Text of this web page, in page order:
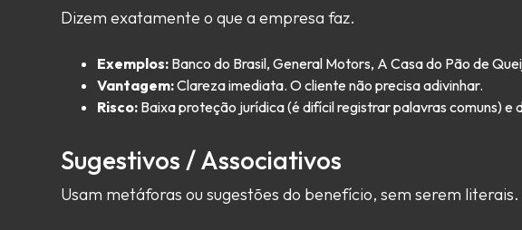
Dizem exatamente o que a empresa faz.
Exemplos: Banco do Brasil, General Motors, A Casa do Pão de
Vantagem:Clareza imediata. O cliente não precisa adivinhar.
Risco: Baixa proteção jurídica (é difícil registrar palavras comuns) e
Sugestivos / Associativos
Usam metáforas ou sugestões do benefício, sem serem